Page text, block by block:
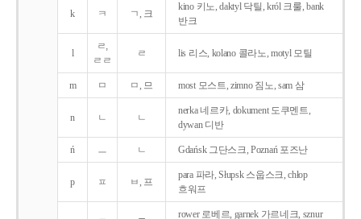
k ㅋ ㄱ, 크
kino 키노, daktyl 닥틸, król 크룰, bank
반크
l
ㄹ,
ㄹㄹ
ㄹ lis 리스, kolano 콜라노, motyl 모틸
m ㅁ ㅁ, 므 most 모스트, zimno 짐노, sam 삼
n ㄴ ㄴ
nerka 네르카, dokument 도쿠멘트,
dywan 디반
ń ㅡ ㄴ Gdańsk 그단스크, Poznań 포즈난
p ㅍ ㅂ, 프
para 파라, Słupsk 스웁스크, chłop
흐워프
rower 로베르, garnek 가르네크, sznur